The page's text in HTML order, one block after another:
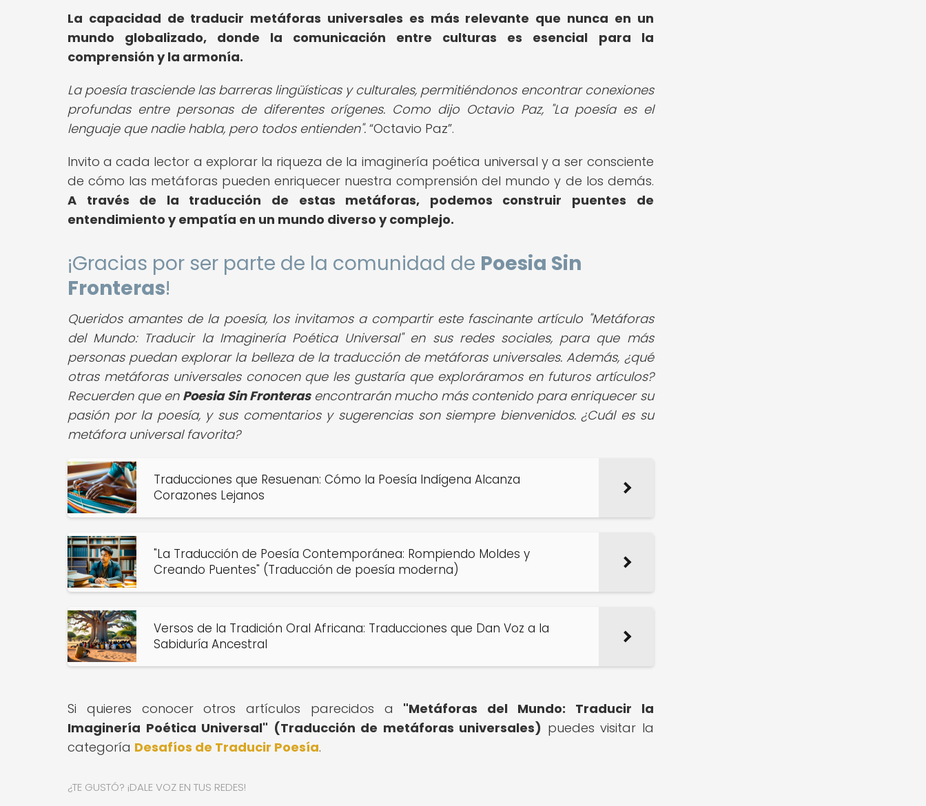
La capacidad de traducir metáforas universales es más relevante que nunca en un
mundo globalizado, donde la comunicación entre culturas es esencial para la
comprensión y la armonía.
La poesía trasciende las barreras lingüísticas y culturales, permitiéndonos encontrar conexiones
profundas entre personas de diferentes orígenes. Como dijo Octavio Paz, "La poesía es el
lenguaje que nadie habla, pero todos entienden". Octavio Paz .
Invito a cada lector a explorar la riqueza de la imaginería poética universal y a ser consciente
de cómo las metáforas pueden enriquecer nuestra comprensión del mundo y de los demás.
A través de la traducción de estas metáforas, podemos construir puentes de
entendimiento y empatía en un mundo diverso y complejo.
¡Gracias por ser parte de la comunidad de Poesia Sin
Fronteras!
Queridos amantes de la poesía, los invitamos a compartir este fascinante artículo "Metáforas
del Mundo: Traducir la Imaginería Poética Universal" en sus redes sociales, para que más
personas puedan explorar la belleza de la traducción de metáforas universales. Además, ¿qué
otras metáforas universales conocen que les gustaría que exploráramos en futuros artículos?
Recuerden que en Poesia Sin Fronterasencontrarán mucho más contenido para enriquecer su
pasión por la poesía, y sus comentarios y sugerencias son siempre bienvenidos. ¿Cuál es su
metáfora universal favorita?
Traducciones que Resuenan: Cómo la Poesía Indígena Alcanza
Corazones Lejanos
"La Traducción de Poesía Contemporánea: Rompiendo Moldes y
Creando Puentes" (Traducción de poesía moderna)
Versos de la Tradición Oral Africana: Traducciones que Dan Voz a la
Sabiduría Ancestral
Si quieres conocer otros artículos parecidos a "Metáforas del Mundo: Traducir la
Imaginería Poética Universal" (Traducción de metáforas universales) puedes visitar la
categoría Desafíos de Traducir Poesía.
¿TE GUSTÓ? ¡DALE VOZ EN TUS REDES!